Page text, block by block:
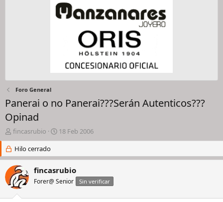
Foro General
Panerai o no Panerai???Serán Autenticos???
Opinad
I
n
c
i
a
d
o
fincasrubio
F
e
h
d
e
18 Feb 2006
Hilo cerrado
fincasrubio
Forer@ Senior Sin verificar